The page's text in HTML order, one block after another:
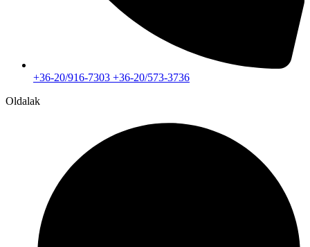
+36-20/916-7303 +36-20/573-3736
Oldalak